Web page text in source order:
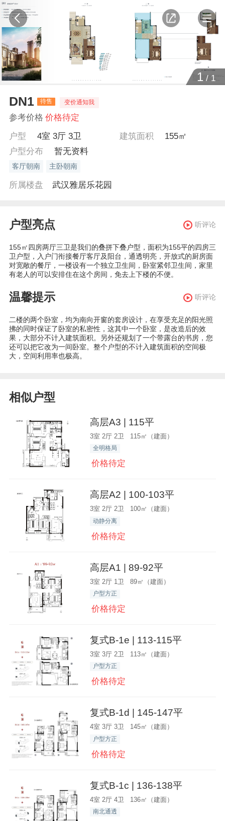
1/ 1
DN1 待售 变价通知我
参考价格 价格待定
户型
4室 3厅 3卫 建筑面积
155㎡
户型分布
暂无资料
客厅朝南 主卧朝南
所属楼盘 武汉雅居乐花园
户型亮点 听评论
155㎡四房两厅三卫是我们的叠拼下叠户型，面积为155平的四房三
卫户型，入户门衔接餐厅客厅及阳台，通透明亮，开放式的厨房面
对宽敞的餐厅，一楼设有一个独立卫生间，卧室紧邻卫生间，家里
有老人的可以安排住在这个房间，免去上下楼的不便。
温馨提示 听评论
二楼的两个卧室，均为南向开窗的套房设计，在享受充足的阳光照
拂的同时保证了卧室的私密性，这其中一个卧室，是改造后的效
果，大部分不计入建筑面积。另外还规划了一个带露台的书房，您
还可以把它改为一间卧室。整个户型的不计入建筑面积的空间极
大，空间利用率也极高。
相似户型
高层A3 | 115平
3室 2厅 2卫 115㎡（建面）
全明格局
价格待定
高层A2 | 100-103平
3室 2厅 2卫 100㎡（建面）
动静分离
价格待定
高层A1 | 89-92平
3室 2厅 1卫 89㎡（建面）
户型方正
价格待定
复式B-1e | 113-115平
3室 3厅 2卫 113㎡（建面）
户型方正
价格待定
复式B-1d | 145-147平
4室 3厅 3卫 145㎡（建面）
户型方正
价格待定
复式B-1c | 136-138平
4室 2厅 4卫 136㎡（建面）
南北通透